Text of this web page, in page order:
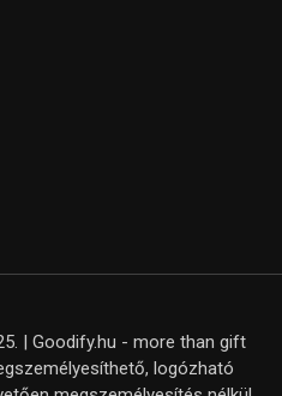
| Goodify.hu - more than gift
logózható